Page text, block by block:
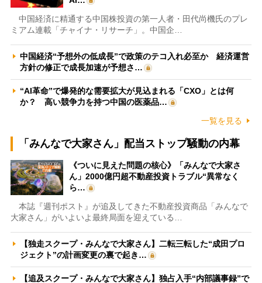
中国経済に精通する中国株投資の第一人者・田代尚機氏のプレ
ミアム連載「チャイナ・リサーチ」。中国企…
中国経済“予想外の低成長”で政策のテコ入れ必至か 経済運営
方針の修正で成長加速が予想さ…
“AI革命”で爆発的な需要拡大が見込まれる「CXO」とは何
か？ 高い競争力を持つ中国の医薬品…
一覧を見る
「みんなで大家さん」配当ストップ騒動の内幕
《ついに見えた問題の核心》「みんなで大家さ
ん」2000億円超不動産投資トラブル“異常なく
ら…
本誌『週刊ポスト』が追及してきた不動産投資商品「みんなで
大家さん」がいよいよ最終局面を迎えている…
【独走スクープ・みんなで大家さん】二転三転した“成田プロ
ジェクト”の計画変更の裏で起き…
【追及スクープ・みんなで大家さん】独占入手“内部議事録”で